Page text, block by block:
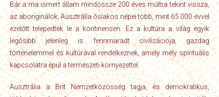
Bár a ma ismert állam mindössze 200 éves múltra tekint vissza,
az aboriginálok, Ausztrália őslakos népei több, mint 65 000 évvel
ezelőtt telepedtek le a kontinensen. Ez a kultúra a világ egyik
legősibb jelenleg is fennmaradt civilizációja; gazdag
történelemmel és kultúrával rendelkeznek, amely mély spirituális
kapcsolatra épül a természeti környezettel.
Ausztrália a Brit Nemzetközösség tagja, és demokratikus,